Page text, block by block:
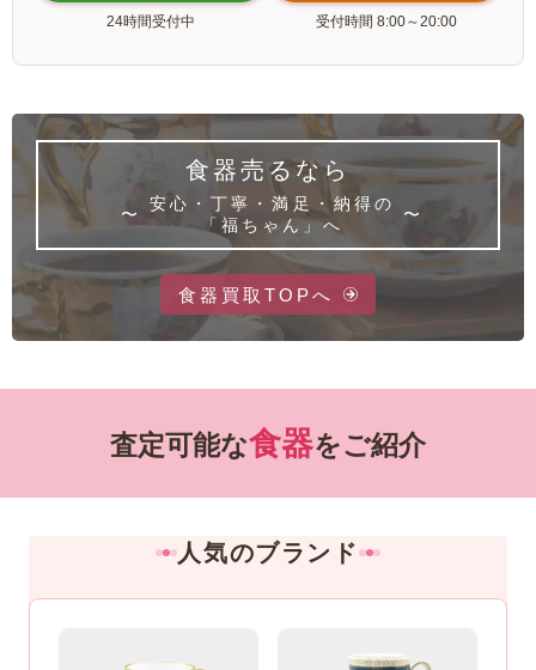
24時間受付中 受付時間 8:00～20:00
食器売るなら
安心・丁寧・満足・納得の
「福ちゃん」へ
食器買取TOPへ
査定可能な食器をご紹介
人気のブランド